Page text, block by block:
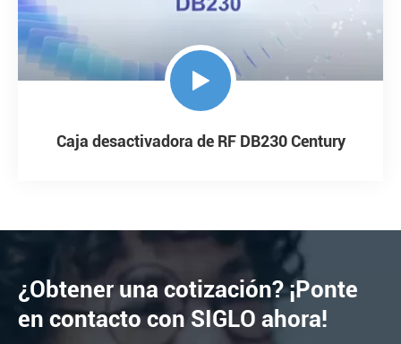

Caja desactivadora de RF DB230 Century
¿Obtener una cotización? ¡Ponte
en contacto con SIGLO ahora!